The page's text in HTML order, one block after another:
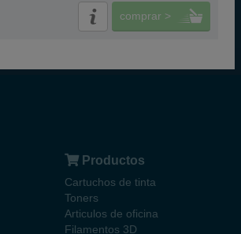
comprar >
Productos
Cartuchos de tinta
Toners
Articulos de oficina
Filamentos 3D